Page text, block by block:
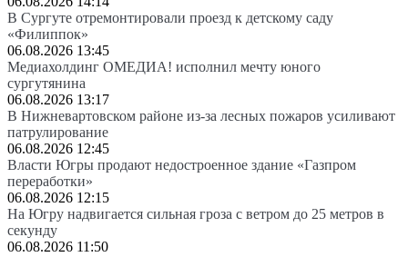
В Сургуте отремонтировали проезд к детскому саду
«Филиппок»
06.08.2026 13:45
Медиахолдинг ОМЕДИА! исполнил мечту юного
сургутянина
06.08.2026 13:17
В Нижневартовском районе из-за лесных пожаров усиливают
патрулирование
06.08.2026 12:45
Власти Югры продают недостроенное здание «Газпром
переработки»
06.08.2026 12:15
На Югру надвигается сильная гроза с ветром до 25 метров в
секунду
06.08.2026 11:50